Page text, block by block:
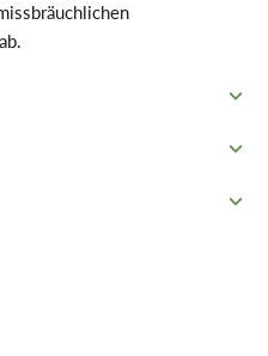
seiner
in Kaskaden
uns, Ansprüche,
Gebrauch